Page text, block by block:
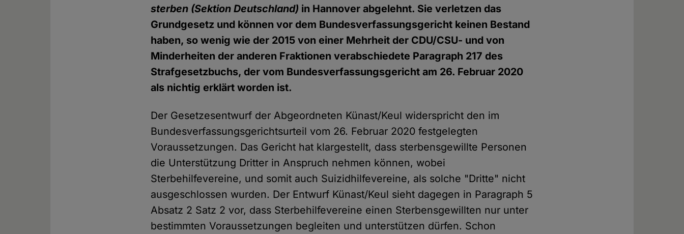
sterben (Sektion Deutschland) in Hannover abgelehnt. Sie verletzen das
Grundgesetz und können vor dem Bundesverfassungsgericht keinen Bestand
haben, so wenig wie der 2015 von einer Mehrheit der CDU/CSU- und von
Minderheiten der anderen Fraktionen verabschiedete Paragraph 217 des
Strafgesetzbuchs, der vom Bundesverfassungsgericht am 26. Februar 2020
als nichtig erklärt worden ist.
Der Gesetzesentwurf der Abgeordneten Künast/Keul widerspricht den im
Bundesverfassungsgerichtsurteil vom 26. Februar 2020 festgelegten
Voraussetzungen. Das Gericht hat klargestellt, dass sterbensgewillte Personen
die Unterstützung Dritter in Anspruch nehmen können, wobei
Sterbehilfevereine, und somit auch Suizidhilfevereine, als solche "Dritte" nicht
ausgeschlossen wurden. Der Entwurf Künast/Keul sieht dagegen in Paragraph 5
Absatz 2 Satz 2 vor, dass Sterbehilfevereine einen Sterbensgewillten nur unter
bestimmten Voraussetzungen begleiten und unterstützen dürfen. Schon